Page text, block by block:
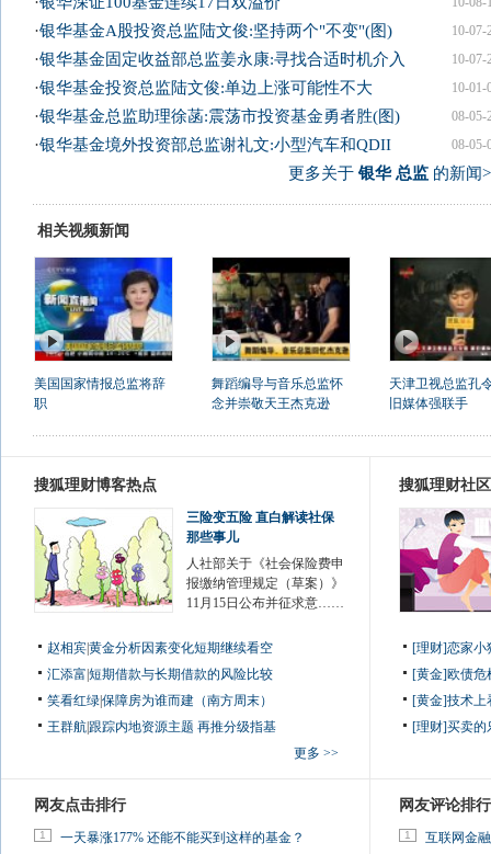
10-07-
·银华基金A股投资总监陆文俊:坚持两个"不变"(图)
10-07-
·银华基金固定收益部总监姜永康:寻找合适时机介入
10-01-
·银华基金投资总监陆文俊:单边上涨可能性不大
08-05-
·银华基金总监助理徐菡:震荡市投资基金勇者胜(图)
08-05-
·银华基金境外投资部总监谢礼文:小型汽车和QDII
更多关于 银华 总监的新闻
相关视频新闻
美国国家情报总监将辞
职
舞蹈编导与音乐总监怀
念并崇敬天王杰克逊
天津卫视总监孔
旧媒体强联手
搜狐理财博客热点
三险变五险 直白解读社保
那些事儿
人社部关于《社会保险费申
报缴纳管理规定（草案）》
11月15日公布并征求意……
赵相宾黄金分析因素变化短期继续看空
汇添富 短期借款与长期借款的风险比较
笑看红绿保障房为谁而建（南方周末）
王群航跟踪内地资源主题 再推分级指基
更多 >>
搜狐理财社
[理财]恋家小
[黄金]欧债危
[黄金]技术上
[理财]买卖的
网友点击排行
1 一天暴涨177% 还能不能买到这样的基金？
网友评论排行
1 互联网金